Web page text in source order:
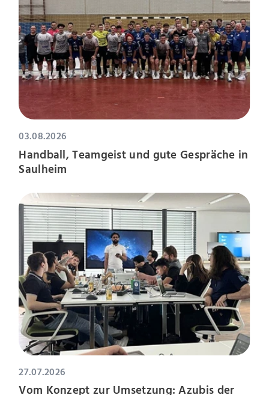
03.08.2026
Handball, Teamgeist und gute Gespräche in
Saulheim
27.07.2026
Vom Konzept zur Umsetzung: Azubis der